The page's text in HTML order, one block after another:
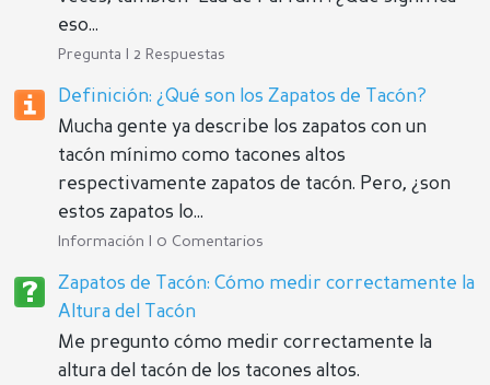
eso...
Pregunta | 2 Respuestas
Definición: ¿Qué son los Zapatos de Tacón?
Mucha gente ya describe los zapatos con un
tacón mínimo como tacones altos
respectivamente zapatos de tacón. Pero, ¿son
estos zapatos lo...
Información | 0 Comentarios
Zapatos de Tacón: Cómo medir correctamente la
Altura del Tacón
Me pregunto cómo medir correctamente la
altura del tacón de los tacones altos.